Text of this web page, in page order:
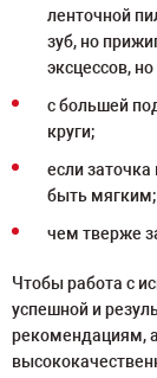
ленточной
зуб, но
эксцессов,
с большей
круги;
если
быть мягким;
чем тверже
Чтобы работа с
успешной и
рекомендациям,